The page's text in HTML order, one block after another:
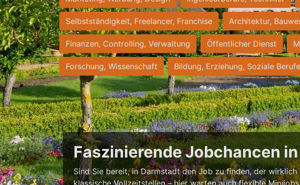
Selbstständigkeit, Freelancer, Franchise Architektur,
Finanzen, Controlling, Verwaltung Öffentlicher Dienst
Forschung, Wissenschaft Bildung, Erziehung, Soziale Berufe
Faszinierende Jobchancen
Sind Sie bereit, in Darmstadt den Job zu finden, der